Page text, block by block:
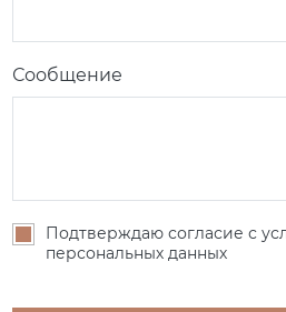
Сообщение
Подтверждаю согласие с
персональных данных